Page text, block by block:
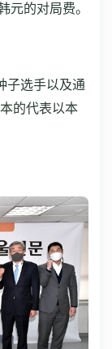
元的对局费。
子选手以及通
的代表以本